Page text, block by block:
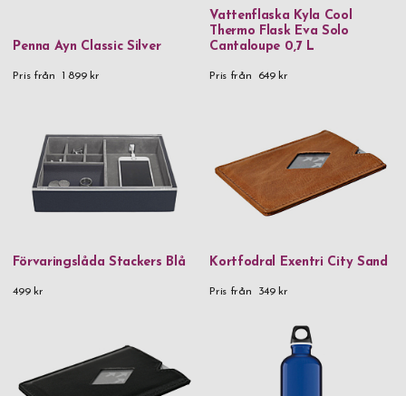
Penna Ayn Classic Silver
Pris från 1 899 kr
Vattenflaska Kyla Cool
Thermo Flask Eva Solo
Cantaloupe 0,7 L
Pris från 649 kr
Förvaringslåda Stackers Blå
499 kr
Kortfodral Exentri City Sand
Pris från 349 kr